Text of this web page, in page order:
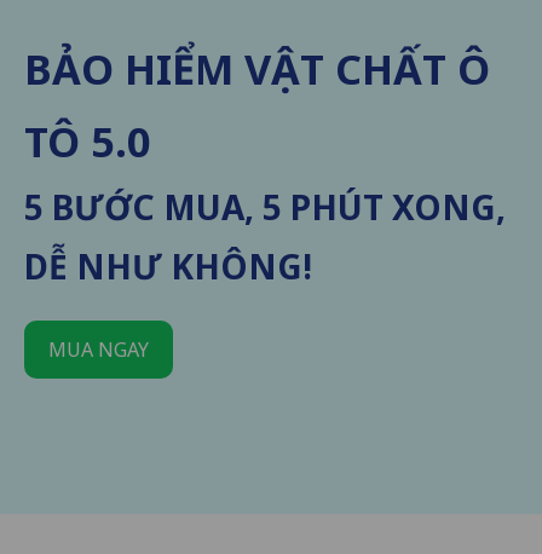
BẢO HIỂM VẬT CHẤT Ô
TÔ 5.0
5 BƯỚC MUA, 5 PHÚT XONG,
DỄ NHƯ KHÔNG!
MUA NGAY